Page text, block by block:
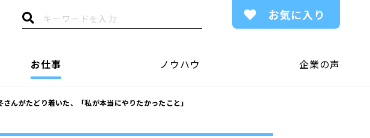
お仕事 ノウハウ 企業の声
お気に入り
んがたどり着いた、「私が本当にやりたかったこと」